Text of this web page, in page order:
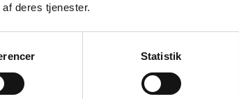
deres tjenester.
Statistik